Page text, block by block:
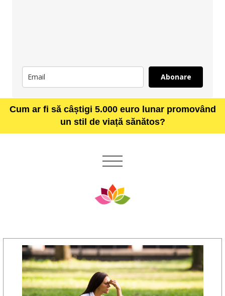
Abonare
Cum ar fi să câștigi 5.000 euro lunar promovând
un stil de viață sănătos?